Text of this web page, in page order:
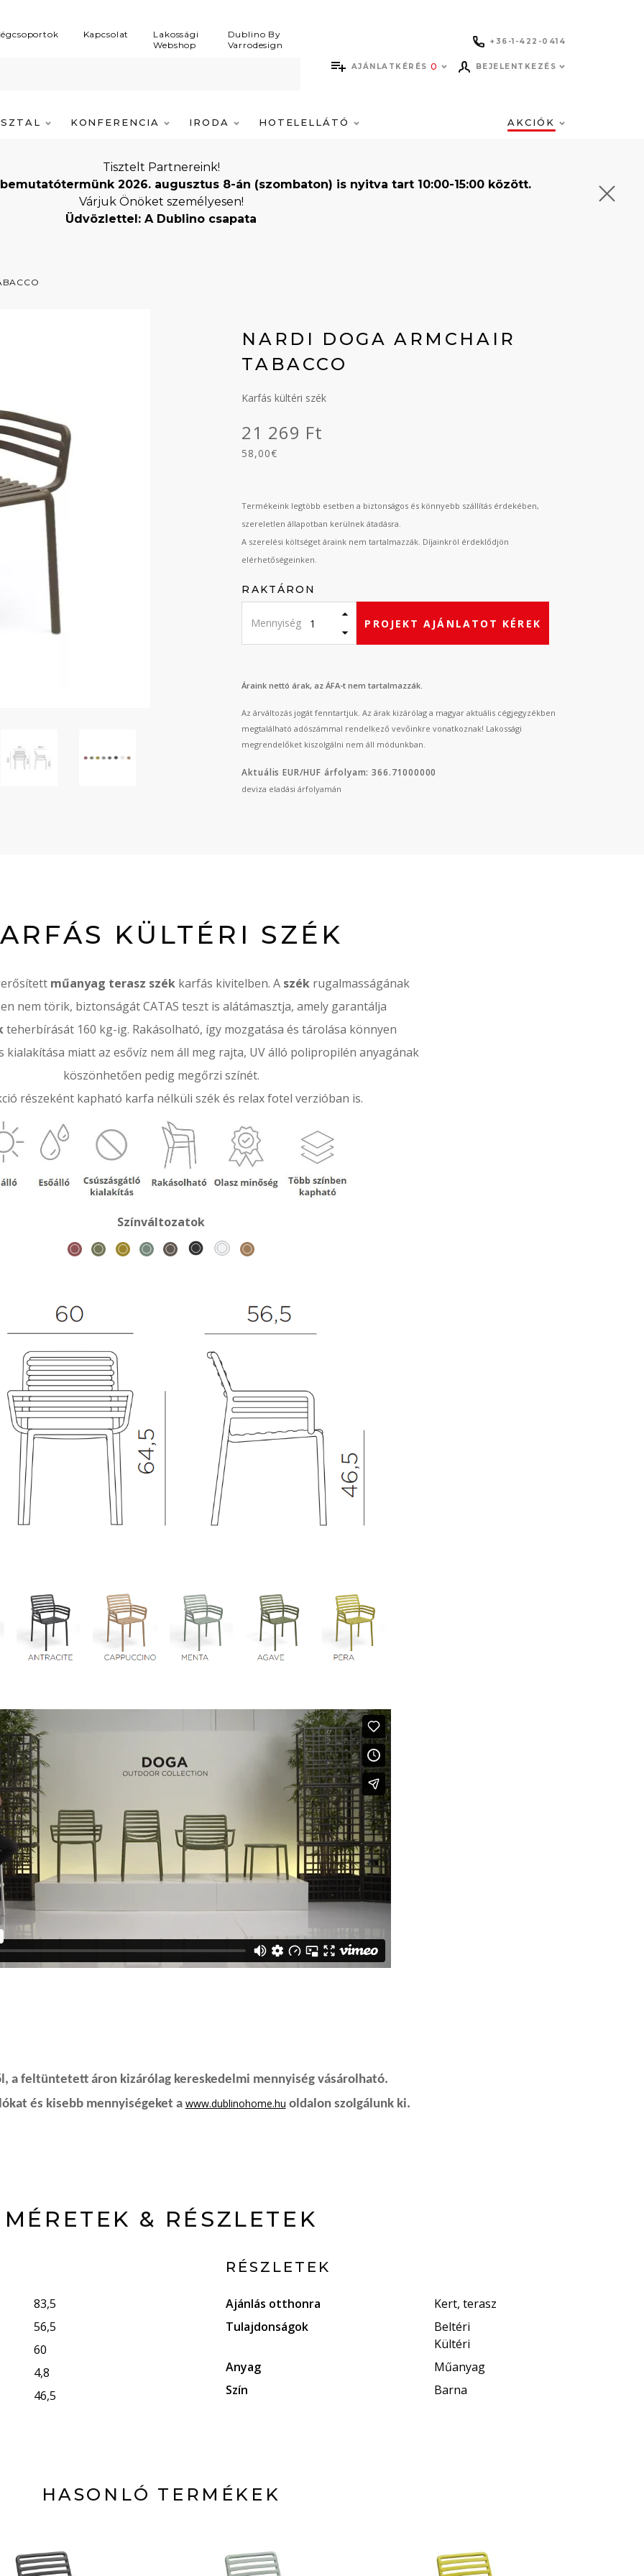
Kapcsolat
Lakossági
Webshop
Dublino By
Varrodesign
+36-1-422-0414
AJÁNLATKÉRÉS 0 BEJELENTKEZÉS
KONFERENCIA IRODA HOTELELLÁTÓ AKCIÓK
Tisztelt Partnereink!
bemutatótermünk 2026. augusztus 8-án (szombaton) is nyitva tart 10:00-15:00 között.
Várjuk Önöket személyesen!
Üdvözlettel: A Dublino csapata
NARDI DOGA ARMCHAIR
TABACCO
Karfás kültéri szék
21 269 Ft
58,00€
Termékeink legtöbb esetben a biztonságos és könnyebb szállítás érdekében,
szereletlen állapotban kerülnek átadásra.
A szerelési költséget áraink nem tartalmazzák. Díjainkról érdeklődjön
elérhetőségeinken.
RAKTÁRON
Mennyiség PROJEKT AJÁNLATOT KÉREK
Áraink nettó árak, az ÁFA-t nem tartalmazzák.
Az árváltozás jogát fenntartjuk. Az árak kizárólag a magyar aktuális cégjegyzékben
megtalálható adószámmal rendelkező vevőinkre vonatkoznak! Lakossági
megrendelőket kiszolgálni nem áll módunkban.
Aktuális EUR/HUF árfolyam: 366.71000000
deviza eladási árfolyamán
KÜLTÉRI SZÉK
műanyag terasz szék karfás kivitelben. A szék rugalmasságának
nem törik, biztonságát CATAS teszt is alátámasztja, amely garantálja
teherbírását 160 kg-ig. Rakásolható, így mozgatása és tárolása könnyen
kialakítása miatt az esővíz nem áll meg rajta, UV álló polipropilén anyagának
köszönhetően pedig megőrzi színét.
részeként kapható karfa nélküli szék és relax fotel verzióban is.
Színváltozatok
a feltüntetett áron kizárólag kereskedelmi mennyiség vásárolható.
és kisebb mennyiségeket a www.dublinohome.hu oldalon szolgálunk ki.
MÉRETEK & RÉSZLETEK
83,5
56,5
60
4,8
46,5
RÉSZLETEK
Ajánlás otthonra
Kert, terasz
Tulajdonságok
Beltéri
Kültéri
Anyag
Műanyag
Szín
Barna
HASONLÓ TERMÉKEK